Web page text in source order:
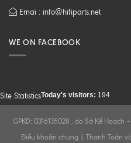
Emai : info@hifiparts.net
WE ON FACEBOOK
Site StatisticsToday's visitors: 194
GPKD: 0316135028 , do Sở Kế
Điều khoản chung| Thanh Toán